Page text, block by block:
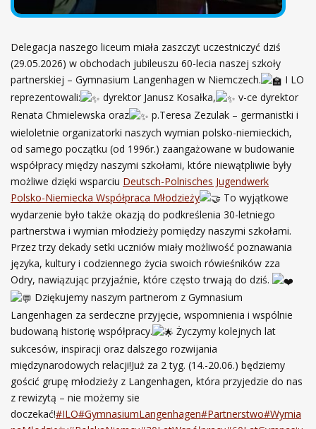
Delegacja naszego liceum miała zaszczyt uczestniczyć dziś
(29.05.2026) w obchodach jubileuszu 60-lecia naszej szkoły
partnerskiej – Gymnasium Langenhagen w Niemczech.
I LO
reprezentowali:
dyrektor Janusz Kosałka,
v-ce dyrektor
Renata Chmielewska oraz
p.Teresa Zezulak – germanistki i
wieloletnie organizatorki naszych wymian polsko-niemieckich,
od samego początku (od 1996r.) zaangażowane w budowanie
współpracy między naszymi szkołami, które niewątpliwie były
możliwe dzięki wsparciu Deutsch-Polnisches Jugendwerk
Polsko-Niemiecka Współpraca Młodzieży
To wyjątkowe
wydarzenie było także okazją do podkreślenia 30-letniego
partnerstwa i wymian młodzieży pomiędzy naszymi szkołami.
Przez trzy dekady setki uczniów miały możliwość poznawania
języka, kultury i codziennego życia swoich rówieśników zza
Odry, nawiązując przyjaźnie, które często trwają do dziś.
Dziękujemy naszym partnerom z Gymnasium
Langenhagen za serdeczne przyjęcie, wspomnienia i wspólnie
budowaną historię współpracy.
Życzymy kolejnych lat
sukcesów, inspiracji oraz dalszego rozwijania
międzynarodowych relacji!Już za 2 tyg. (14.-20.06.) będziemy
gościć grupę młodzieży z Langenhagen, która przyjedzie do nas
z rewizytą – nie możemy sie
doczekać!#ILO#GymnasiumLangenhagen#Partnerstwo#Wymia